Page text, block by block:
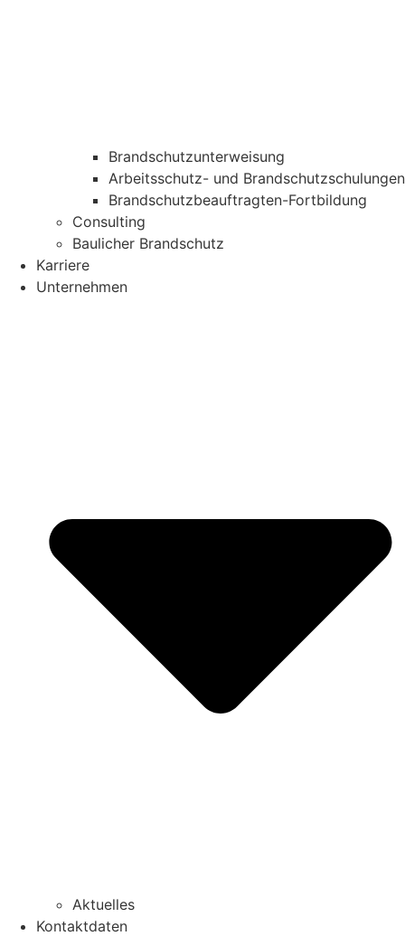
Brandschutzunterweisung
Arbeitsschutz- und Brandschutzschulungen
Brandschutzbeauftragten-Fortbildung
Consulting
Baulicher Brandschutz
Karriere
Unternehmen
Aktuelles
Kontaktdaten